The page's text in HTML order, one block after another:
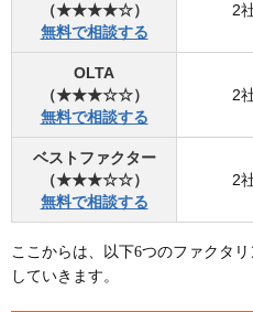
（★★★★☆）
無料で相談する
2
OLTA
（★★★☆☆）
無料で相談する
2
ベストファクター
（★★★☆☆）
無料で相談する
2
ここからは、以下6つのファクタ
していきます。